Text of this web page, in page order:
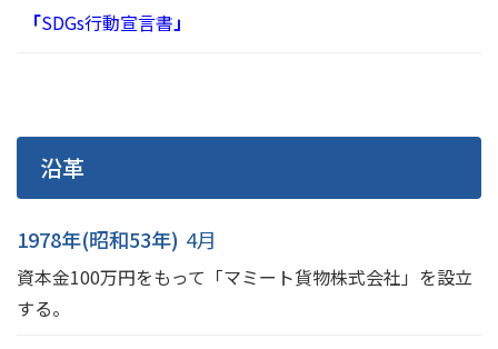
「SDGs行動宣言書」
沿革
1978年(昭和53年) 4月
資本金100万円をもって「マミート貨物株式会社」を設立
する。